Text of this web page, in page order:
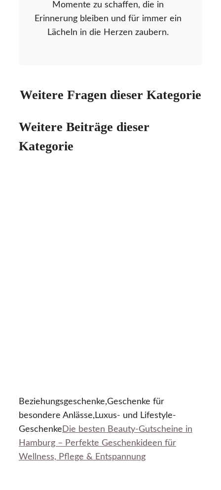
Momente zu schaffen, die in
Erinnerung bleiben und für immer ein
Lächeln in die Herzen zaubern.
Weitere Fragen dieser Kategorie
Weitere Beiträge dieser
Kategorie
Beziehungsgeschenke,Geschenke für
besondere Anlässe,Luxus- und Lifestyle-
Geschenke Die besten Beauty-Gutscheine in
Hamburg – Perfekte Geschenkideen für
Wellness, Pflege & Entspannung